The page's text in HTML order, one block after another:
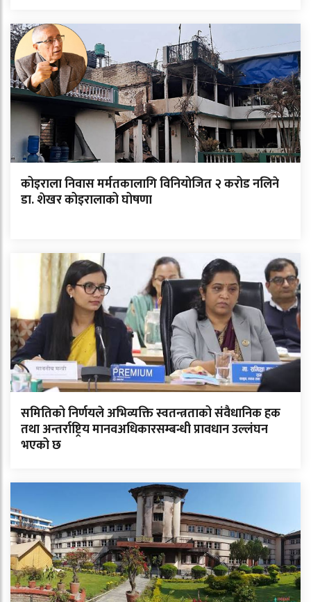
कोइराला निवास मर्मतकालागि विनियोजित २ करोड नलिने
डा. शेखर कोइरालाको घोषणा
समितिको निर्णयले अभिव्यक्ति स्वतन्त्रताको संवैधानिक हक
तथा अन्तर्राष्ट्रिय मानवअधिकारसम्बन्धी प्रावधान उल्लंघन
भएको छ